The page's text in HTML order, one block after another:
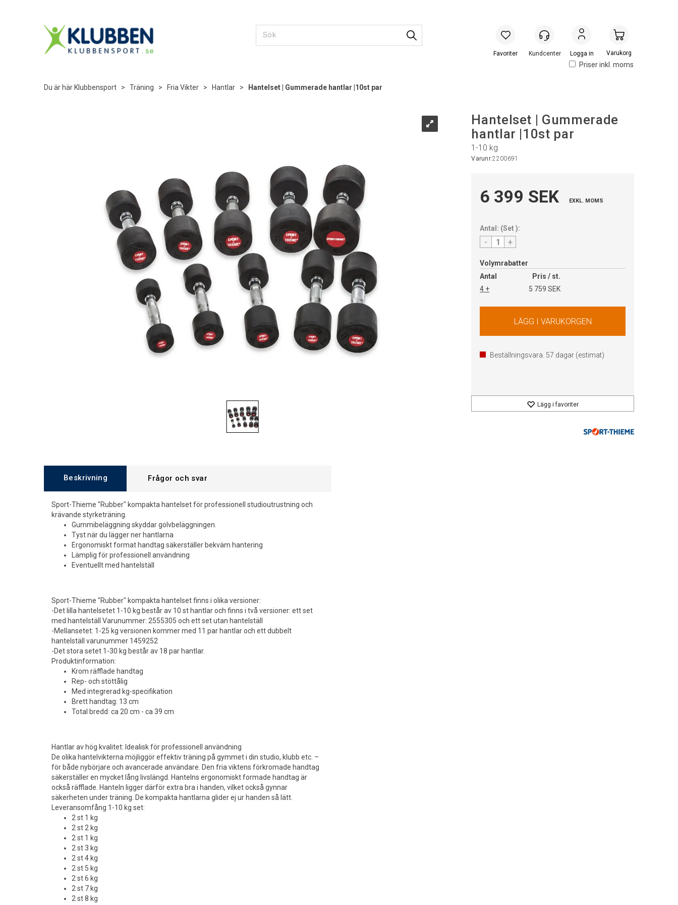
Priser inkl. moms
Logga in Handlevogn
Du är här Klubbensport > Träning > Fria Vikter > Hantlar > Hantelset | Gummerade hantlar |10st par
Hantelset | Gummerade
hantlar |10st par
1-10 kg
Varunr:2200691
6 399 SEK EXKL. MOMS
Antal: (Set):
- +
Volymrabatter
Antal
Pris / st.
4 +
5 759 SEK
Beställningsvara. 57 dagar (estimat)
Lägg i favoriter
Beskrivning Frågor och svar
Sport-Thieme "Rubber" kompakta hantelset för professionell studioutrustning och
krävande styrketräning.
Gummibeläggning skyddar golvbeläggningen.
Tyst när du lägger ner hantlarna
Ergonomiskt format handtag säkerställer bekväm hantering
Lämplig för professionell användning
Eventuellt med hantelställ
Sport-Thieme "Rubber" kompakta hantelset finns i olika versioner:
-Det lilla hantelsetet 1-10 kg består av 10 st hantlar och finns i två versioner: ett set
med hantelställ Varunummer: 2555305 och ett set utan hantelställ
-Mellansetet: 1-25 kg versionen kommer med 11 par hantlar och ett dubbelt
hantelställ varunummer 1459252
-Det stora setet 1-30 kg består av 18 par hantlar.
Produktinformation:
Krom räfflade handtag
Rep- och stöttålig
Med integrerad kg-specifikation
Brett handtag: 13 cm
Total bredd: ca 20 cm - ca 39 cm
Hantlar av hög kvalitet: Idealisk för professionell användning
De olika hantelvikterna möjliggör effektiv träning på gymmet i din studio, klubb etc. –
för både nybörjare och avancerade användare. Den fria viktens förkromade handtag
säkerställer en mycket lång livslängd. Hantelns ergonomiskt formade handtag är
också räfflade. Hanteln ligger därför extra bra i handen, vilket också gynnar
säkerheten under träning. De kompakta hantlarna glider ej ur handen så lätt.
Leveransomfång 1-10 kg set:
2 st 1 kg
2 st 2 kg
2 st 1 kg
2 st 3 kg
2 st 4 kg
2 st 5 kg
2 st 6 kg
2 st 7 kg
2 st 8 kg